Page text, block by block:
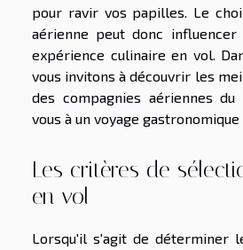
pour ravir vos papilles. Le
aérienne peut donc
expérience culinaire en vol.
vous invitons à découvrir les
des compagnies aériennes du
vous à un voyage gastronomique
Les critères de
en vol
Lorsqu'il s'agit de déterminer